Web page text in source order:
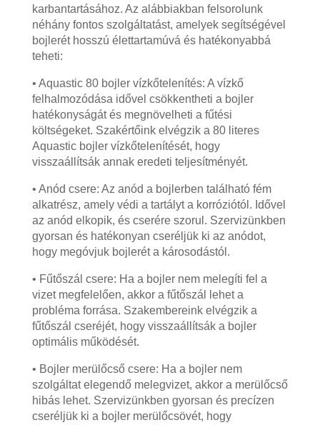
karbantartásához. Az alábbiakban felsorolunk
néhány fontos szolgáltatást, amelyek segítségével
bojlerét hosszú élettartamúvá és hatékonyabbá
teheti:
• Aquastic 80 bojler vízkőtelenítés: A vízkő
felhalmozódása idővel csökkentheti a bojler
hatékonyságát és megnövelheti a fűtési
költségeket. Szakértőink elvégzik a 80 literes
Aquastic bojler vízkőtelenítését, hogy
visszaállítsák annak eredeti teljesítményét.
• Anód csere: Az anód a bojlerben található fém
alkatrész, amely védi a tartályt a korróziótól. Idővel
az anód elkopik, és cserére szorul. Szervizünkben
gyorsan és hatékonyan cseréljük ki az anódot,
hogy megóvjuk bojlerét a károsodástól.
• Fűtőszál csere: Ha a bojler nem melegíti fel a
vizet megfelelően, akkor a fűtőszál lehet a
probléma forrása. Szakembereink elvégzik a
fűtőszál cseréjét, hogy visszaállítsák a bojler
optimális működését.
• Bojler merülőcső csere: Ha a bojler nem
szolgáltat elegendő melegvizet, akkor a merülőcső
hibás lehet. Szervizünkben gyorsan és precízen
cseréljük ki a bojler merülőcsövét, hogy